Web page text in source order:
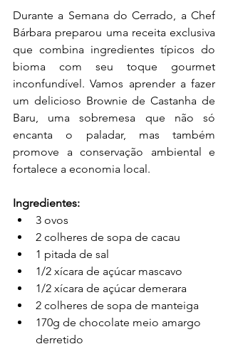
Durante a Semana do Cerrado, a Chef
Bárbara preparou uma receita exclusiva
que combina ingredientes típicos do
bioma com seu toque gourmet
inconfundível. Vamos aprender a fazer
um delicioso Brownie de Castanha de
Baru, uma sobremesa que não só
encanta o paladar, mas também
promove a conservação ambiental e
fortalece a economia local.
Ingredientes:
3 ovos
2 colheres de sopa de cacau
1 pitada de sal
1/2 xícara de açúcar mascavo
1/2 xícara de açúcar demerara
2 colheres de sopa de manteiga
170g de chocolate meio amargo
derretido